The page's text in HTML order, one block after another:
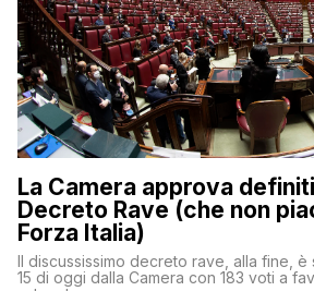
La Camera approva
Decreto Rave (che non
Forza Italia)
Il discussissimo decreto rave, alla fine,
15 di oggi dalla Camera con 183 voti a